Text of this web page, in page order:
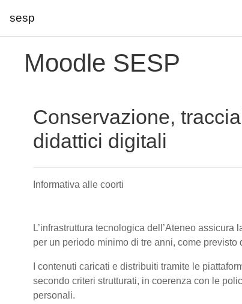
sesp
Moodle SESP
Conservazione,
didattici digitali
Informativa alle coorti
L’infrastruttura tecnologica dell’Ateneo
per un periodo minimo di tre anni, come
I contenuti caricati e distribuiti tramite le
secondo criteri strutturati, in coerenza con le
personali.